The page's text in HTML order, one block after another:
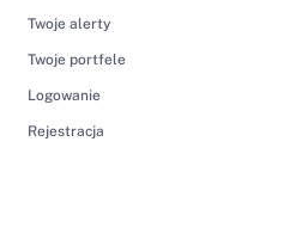
Twoje alerty
Twoje portfele
Logowanie
Rejestracja